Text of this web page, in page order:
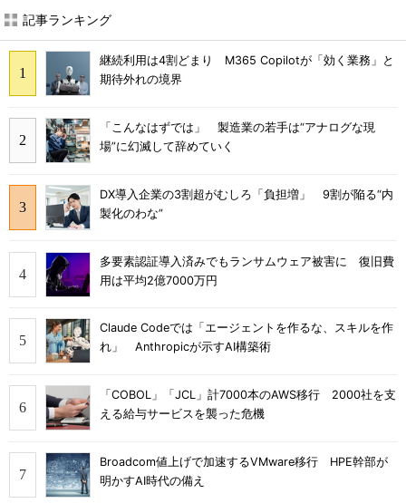
記事ランキング
継続利用は4割どまり M365 Copilotが「効く業務」と
期待外れの境界
「こんなはずでは」 製造業の若手は“アナログな現
場”に幻滅して辞めていく
DX導入企業の3割超がむしろ「負担増」 9割が陥る“内
製化のわな”
多要素認証導入済みでもランサムウェア被害に 復旧費
用は平均2億7000万円
Claude Codeでは「エージェントを作るな、スキルを作
れ」 Anthropicが示すAI構築術
「COBOL」「JCL」計7000本のAWS移行 2000社を支
える給与サービスを襲った危機
Broadcom値上げで加速するVMware移行 HPE幹部が
明かすAI時代の備え